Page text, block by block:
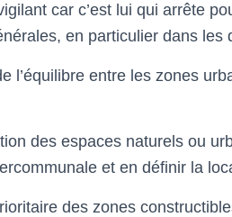
car c’est lui qui arrête
en particulier dans les
l’équilibre entre les zones
des espaces naturels ou
et en définir la
des zones